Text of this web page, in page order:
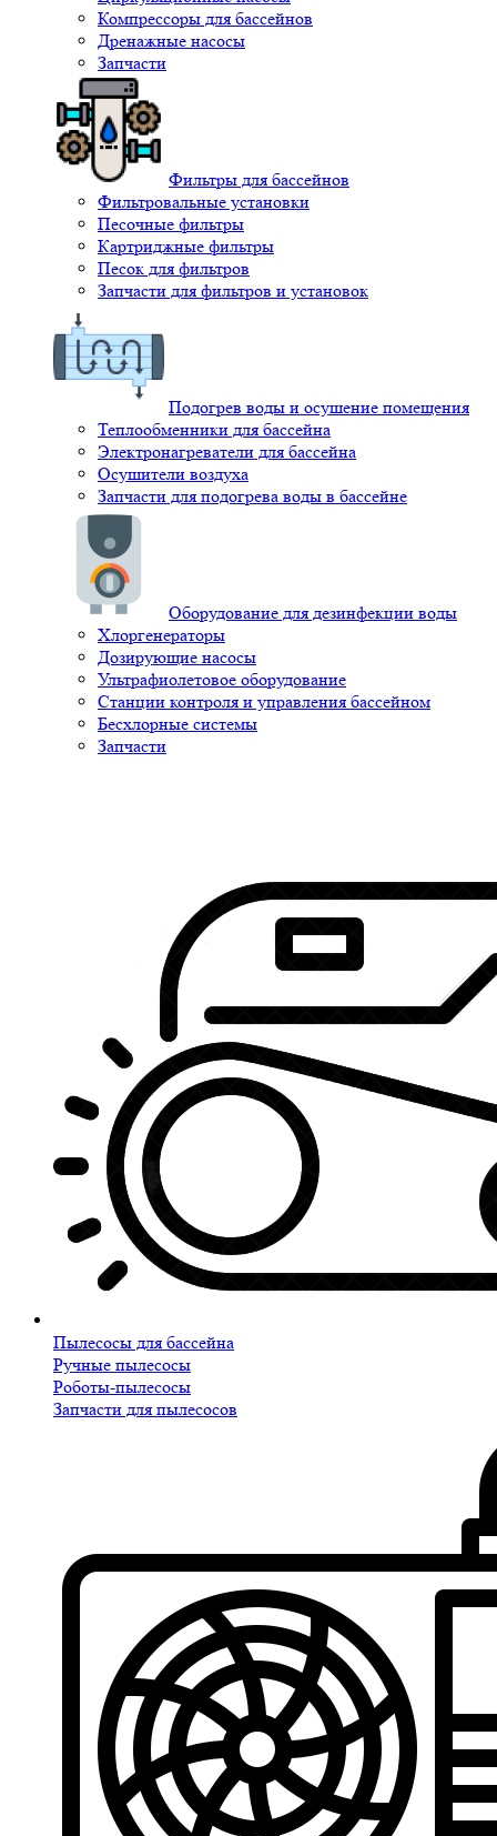
Компрессоры для бассейнов
Дренажные насосы
Запчасти
Фильтры для бассейнов
Фильтровальные установки
Песочные фильтры
Картриджные фильтры
Песок для фильтров
Запчасти для фильтров и установок
Подогрев воды и осушение помещения
Теплообменники для бассейна
Электронагреватели для бассейна
Осушители воздуха
Запчасти для подогрева воды в бассейне
Оборудование для дезинфекции воды
Хлоргенераторы
Дозирующие насосы
Ультрафиолетовое оборудование
Станции контроля и управления бассейном
Бесхлорные системы
Запчасти
Пылесосы для бассейна
Ручные пылесосы
Роботы-пылесосы
Запчасти для пылесосов